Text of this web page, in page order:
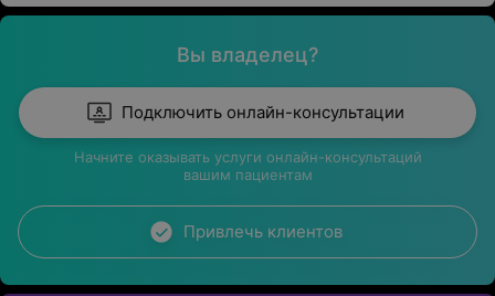
Вы владелец?
Подключить онлайн-консультации
Начните оказывать услуги онлайн-консультаций
вашим пациентам
Привлечь клиентов